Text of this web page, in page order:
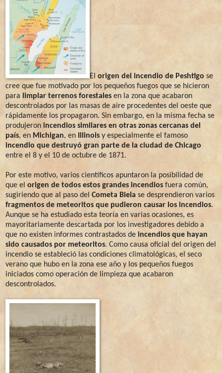
El origen del incendio de Peshtigo se
cree que fue motivado por los pequeños fuegos que se hicieron
para limpiar terrenos forestales en la zona que acabaron
descontrolados por las masas de aire procedentes del oeste que
rápidamente los propagaron. Sin embargo, en la misma fecha se
produjeron incendios similares en otras zonas cercanas del
país, en Michigan, en Illinois y especialmente el famoso
incendio que destruyó gran parte de la ciudad de Chicago
entre el 8 y el 10 de octubre de 1871.
Por este motivo, varios científicos apuntaron la posibilidad de
que el origen de todos estos grandes incendios fuera común,
sugiriendo que al paso del Cometa Biela se desprendieron varios
fragmentos de meteoritos que pudieron causar los incendios.
Aunque se ha estudiado esta teoría en varias ocasiones, es
mayoritariamente descartada por los investigadores debido a
que no existen informes contrastados de incendios que hayan
sido causados por meteoritos. Como causa oficial del origen del
incendio se estableció las condiciones climatológicas, el seco
verano que hubo en la zona ese año y los pequeños fuegos
iniciados como operación de limpieza que acabaron
descontrolados.